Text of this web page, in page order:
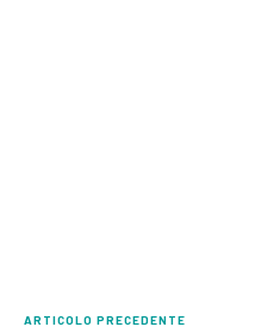
ARTICOLO PRECEDENTE